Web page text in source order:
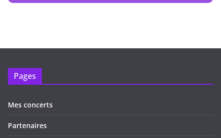
Pages
Mes concerts
Partenaires